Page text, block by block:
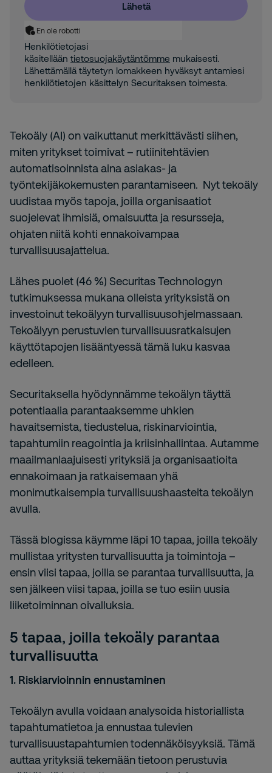
Tekoäly (AI) on vaikuttanut merkittävästi siihen,
miten yritykset toimivat – rutiinitehtävien
automatisoinnista aina asiakas- ja
työntekijäkokemusten parantamiseen. Nyt tekoäly
uudistaa myös tapoja, joilla organisaatiot
suojelevat ihmisiä, omaisuutta ja resursseja,
ohjaten niitä kohti ennakoivampaa
turvallisuusajattelua.
Lähes puolet (46 %) Securitas Technologyn
tutkimuksessa mukana olleista yrityksistä on
investoinut tekoälyyn turvallisuusohjelmassaan.
Tekoälyyn perustuvien turvallisuusratkaisujen
käyttötapojen lisääntyessä tämä luku kasvaa
edelleen.
Securitaksella hyödynnämme tekoälyn täyttä
potentiaalia parantaaksemme uhkien
havaitsemista, tiedustelua, riskinarviointia,
tapahtumiin reagointia ja kriisinhallintaa. Autamme
maailmanlaajuisesti yrityksiä ja organisaatioita
ennakoimaan ja ratkaisemaan yhä
monimutkaisempia turvallisuushaasteita tekoälyn
avulla.
Tässä blogissa käymme läpi 10 tapaa, joilla tekoäly
mullistaa yritysten turvallisuutta ja toimintoja –
ensin viisi tapaa, joilla se parantaa turvallisuutta, ja
sen jälkeen viisi tapaa, joilla se tuo esiin uusia
liiketoiminnan oivalluksia.
5 tapaa, joilla tekoäly parantaa
turvallisuutta
1. Riskiarvioinnin ennustaminen
Tekoälyn avulla voidaan analysoida historiallista
tapahtumatietoa ja ennustaa tulevien
turvallisuustapahtumien todennäköisyyksiä. Tämä
auttaa yrityksiä tekemään tietoon perustuvia
Lähetä
En ole robotti
Henkilötietojasi
käsitellään tietosuojakäytäntömme mukaisesti.
Lähettämällä täytetyn lomakkeen hyväksyt antamiesi
henkilötietojen käsittelyn Securitaksen toimesta.